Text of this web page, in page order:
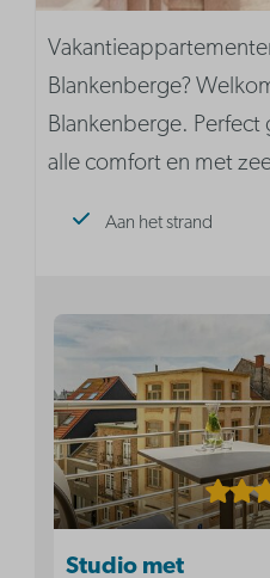
Blankenberge?
Blankenberge. Perfect
alle comfort en met
Aan het strand
Studio met